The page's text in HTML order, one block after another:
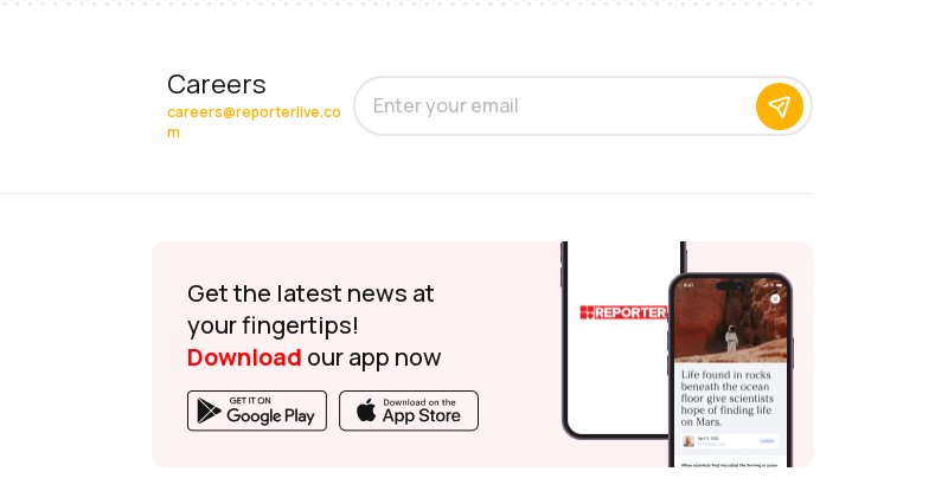
Careers
careers@reporterlive.co
m
Get the latest news at
your fingertips!
Download our app now